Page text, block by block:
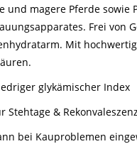
und magere Pferde sowie
Frei von
Mit
glykämischer Index
Stehtage &
bei Kauproblemen